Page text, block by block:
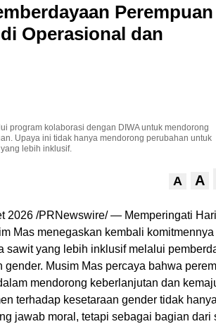
Perempuan
Operasional dan
program kolaborasi dengan DIWA untuk mendorong
Upaya ini tidak hanya mendorong perubahan untuk
lebih inklusif.
A A
2026 /PRNewswire/ — Memperingati Hari
Mas menegaskan kembali
sawit yang lebih inklusif melalui
gender. Musim Mas percaya bahwa
mendorong keberlanjutan dan
terhadap kesetaraan gender tidak hanya
jawab moral, tetapi sebagai bagian dari